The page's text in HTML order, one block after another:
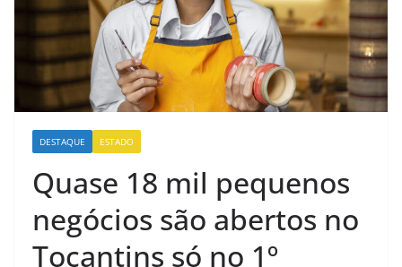
DESTAQUE ESTADO
Quase 18 mil pequenos
negócios são abertos no
Tocantins só no 1º